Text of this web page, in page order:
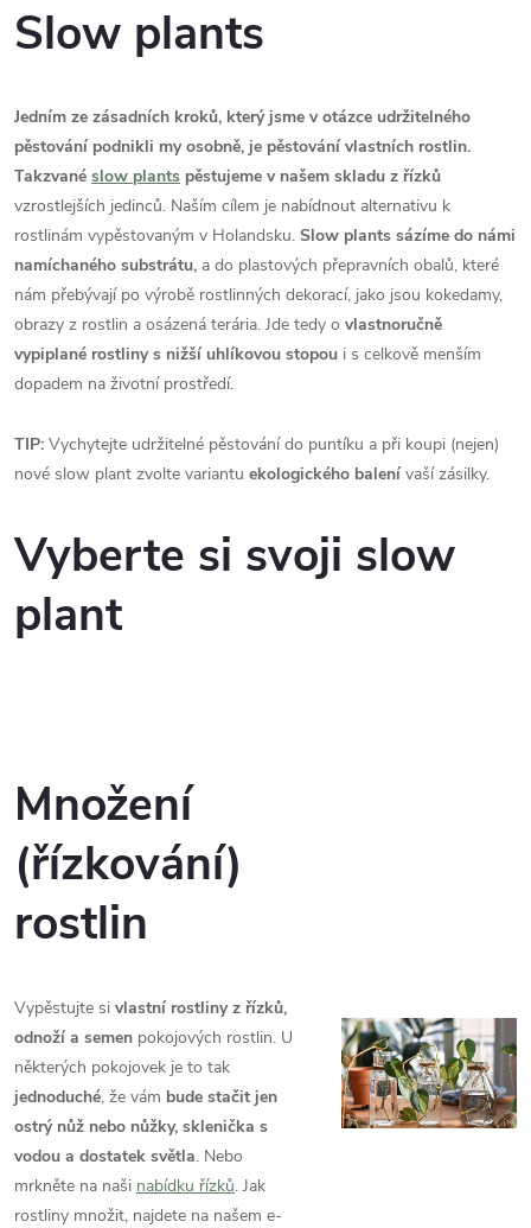
Slow plants
Jedním ze zásadních kroků, který jsme v otázce udržitelného
pěstování podnikli my osobně, je pěstování vlastních rostlin.
Takzvané slow plants pěstujeme v našem skladu z řízků
vzrostlejších jedinců. Naším cílem je nabídnout alternativu k
rostlinám vypěstovaným v Holandsku. Slow plants sázíme do námi
namíchaného substrátu, a do plastových přepravních obalů, které
nám přebývají po výrobě rostlinných dekorací, jako jsou kokedamy,
obrazy z rostlin a osázená terária. Jde tedy o vlastnoručně
vypiplané rostliny s nižší uhlíkovou stopou i s celkově menším
dopadem na životní prostředí.
TIP: Vychytejte udržitelné pěstování do puntíku a při koupi (nejen)
nové slow plant zvolte variantu ekologického balení vaší zásilky.
Vyberte si svoji slow
plant
Množení
(řízkování)
rostlin
Vypěstujte si vlastní rostliny z řízků,
odnoží a semen pokojových rostlin. U
některých pokojovek je to tak
jednoduché, že vám bude stačit jen
ostrý nůž nebo nůžky, sklenička s
vodou a dostatek světla. Nebo
mrkněte na naši nabídku řízků. Jak
rostliny množit, najdete na našem e-